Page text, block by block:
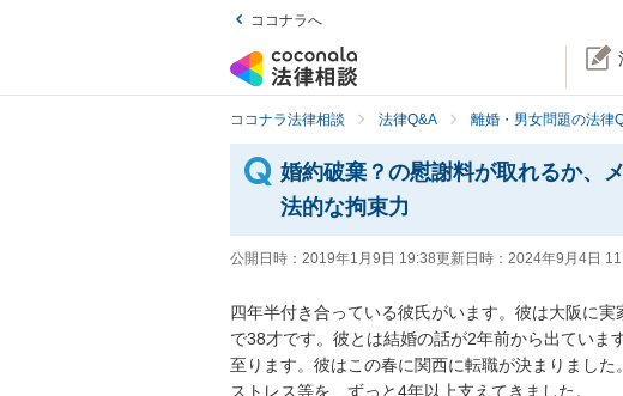
ココナラへ
ココナラ法律相談 法律Q&A 離婚・男女問題の法律
婚約破棄？の慰謝料が取れるか、
法的な拘束力
公開日時： 2019年1月9日 19:38更新日時： 2024年9月4日
四年半付き合っている彼氏がいます。彼は大阪に
で38才です。彼とは結婚の話が2年前から出ていま
至ります。彼はこの春に関西に転職が決まりまし
ストレス等を、ずっと4年以上支えてきました。